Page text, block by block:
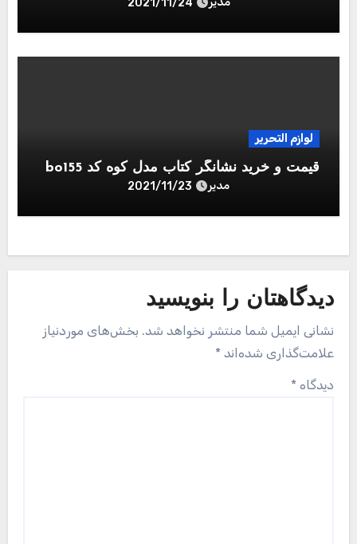
لوازم التحریر
قیمت و خرید نشانگر کتاب مدل کوه کد bo155
مدیر 2021/11/23
دیدگاهتان را بنویسید
نشانی ایمیل شما منتشر نخواهد شد. بخش‌های موردنیاز
علامت‌گذاری شده‌اند *
دیدگاه *